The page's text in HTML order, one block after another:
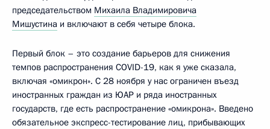
председательством Михаила Владимировича
Мишустина и включают в себя четыре блока.
Первый блок – это создание барьеров для снижения
темпов распространения COVID-19, как я уже сказала,
включая «омикрон». С 28 ноября у нас ограничен въезд
иностранных граждан из ЮАР и ряда иностранных
государств, где есть распространение «омикрона». Введено
обязательное экспресс-тестирование лиц, прибывающих